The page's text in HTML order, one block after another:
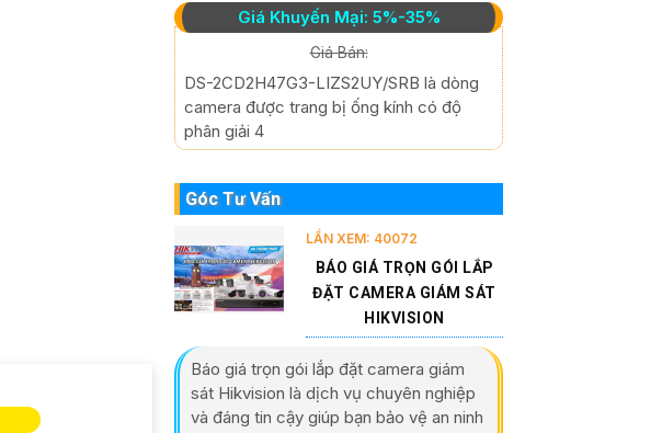
Giá Khuyến Mại: 5%-35%
Giá Bán:
DS-2CD2H47G3-LIZS2UY/SRB là dòng
camera được trang bị ống kính có độ
phân giải 4
Góc Tư Vấn
LẦN XEM: 40072
BÁO GIÁ TRỌN GÓI LẮP
ĐẶT CAMERA GIÁM SÁT
HIKVISION
Báo giá trọn gói lắp đặt camera giám
sát Hikvision là dịch vụ chuyên nghiệp
và đáng tin cậy giúp bạn bảo vệ an ninh